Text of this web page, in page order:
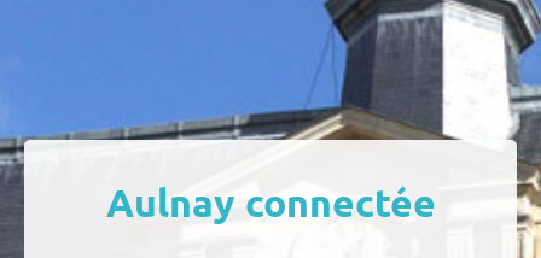
Aulnay connectée